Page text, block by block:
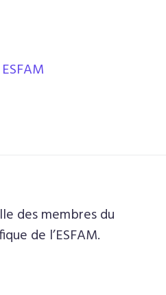
ESFAM
des membres du
de l’ESFAM.